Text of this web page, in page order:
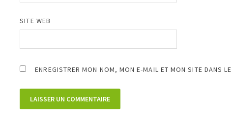
SITE WEB
ENREGISTRER MON NOM, MON E-MAIL ET MON SITE DANS